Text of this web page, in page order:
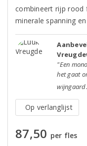
combineert rijp rood
minerale spanning
"Een
het gaat
Op verlanglijst
87,50 per fles